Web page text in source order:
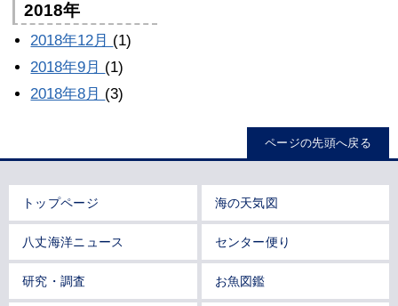
2018年
2018年12月 (1)
2018年9月 (1)
2018年8月 (3)
ページの先頭へ戻る
トップページ 海の天気図
八丈海洋ニュース センター便り
研究・調査 お魚図鑑